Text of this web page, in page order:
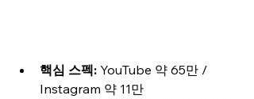
핵심 스펙: YouTube 약 65만 /
Instagram 약 11만